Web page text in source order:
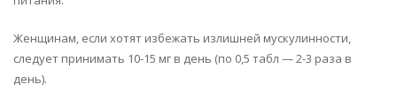
Женщинам, если хотят избежать излишней мускулинности,
следует принимать 10-15 мг в день (по 0,5 табл — 2-3 раза в
день).